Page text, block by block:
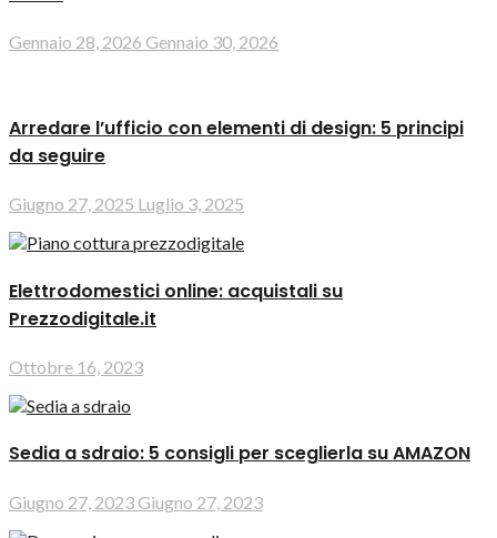
Gennaio 28, 2026 Gennaio 30, 2026
Arredare l’ufficio con elementi di design: 5 principi
da seguire
Giugno 27, 2025 Luglio 3, 2025
Elettrodomestici online: acquistali su
Prezzodigitale.it
Ottobre 16, 2023
Sedia a sdraio: 5 consigli per sceglierla su AMAZON
Giugno 27, 2023Giugno 27, 2023